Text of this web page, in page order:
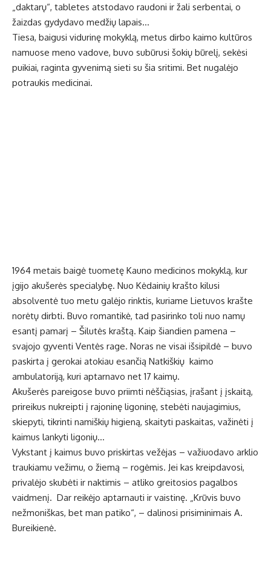
„daktarų“, tabletes atstodavo raudoni ir žali serbentai, o
žaizdas gydydavo medžių lapais…
Tiesa, baigusi vidurinę mokyklą, metus dirbo kaimo kultūros
namuose meno vadove, buvo subūrusi šokių būrelį, sekėsi
puikiai, raginta gyvenimą sieti su šia sritimi. Bet nugalėjo
potraukis medicinai.
1964 metais baigė tuometę Kauno medicinos mokyklą, kur
įgijo akušerės specialybę. Nuo Kėdainių krašto kilusi
absolventė tuo metu galėjo rinktis, kuriame Lietuvos krašte
norėtų dirbti. Buvo romantikė, tad pasirinko toli nuo namų
esantį pamarį – Šilutės kraštą. Kaip šiandien pamena –
svajojo gyventi Ventės rage. Noras ne visai išsipildė – buvo
paskirta į gerokai atokiau esančią Natkiškių kaimo
ambulatoriją, kuri aptarnavo net 17 kaimų.
Akušerės pareigose buvo priimti nėščiąsias, įrašant į įskaitą,
prireikus nukreipti į rajoninę ligoninę, stebėti naujagimius,
skiepyti, tikrinti namiškių higieną, skaityti paskaitas, važinėti į
kaimus lankyti ligonių…
Vykstant į kaimus buvo priskirtas vežėjas – važiuodavo arklio
traukiamu vežimu, o žiemą – rogėmis. Jei kas kreipdavosi,
privalėjo skubėti ir naktimis – atliko greitosios pagalbos
vaidmenį. Dar reikėjo aptarnauti ir vaistinę. „Krūvis buvo
nežmoniškas, bet man patiko“, – dalinosi prisiminimais A.
Bureikienė.